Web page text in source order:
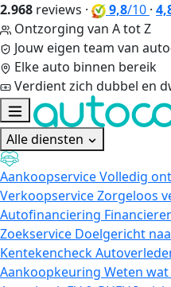
2.968 reviews · 9,8/10 ·
Ontzorging van A tot Z
Jouw eigen team van
Elke auto binnen bereik
Verdient zich dubbel en
Alle diensten
AankoopserviceVolledig
VerkoopserviceZorgeloos
Autofinanciering
Zoekservice Doelgericht
Kentekencheck
Aankoopkeuring Weten